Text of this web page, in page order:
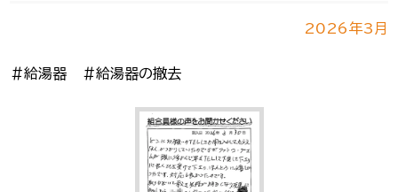
2026年3月
＃給湯器 ＃給湯器の撤去